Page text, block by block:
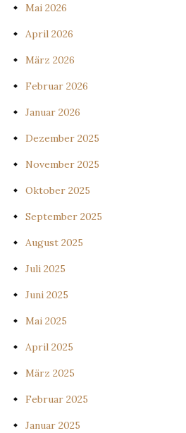
Mai 2026
April 2026
März 2026
Februar 2026
Januar 2026
Dezember 2025
November 2025
Oktober 2025
September 2025
August 2025
Juli 2025
Juni 2025
Mai 2025
April 2025
März 2025
Februar 2025
Januar 2025